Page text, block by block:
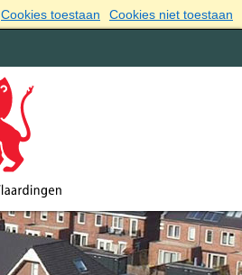
Cookies toestaan Cookies niet toestaan